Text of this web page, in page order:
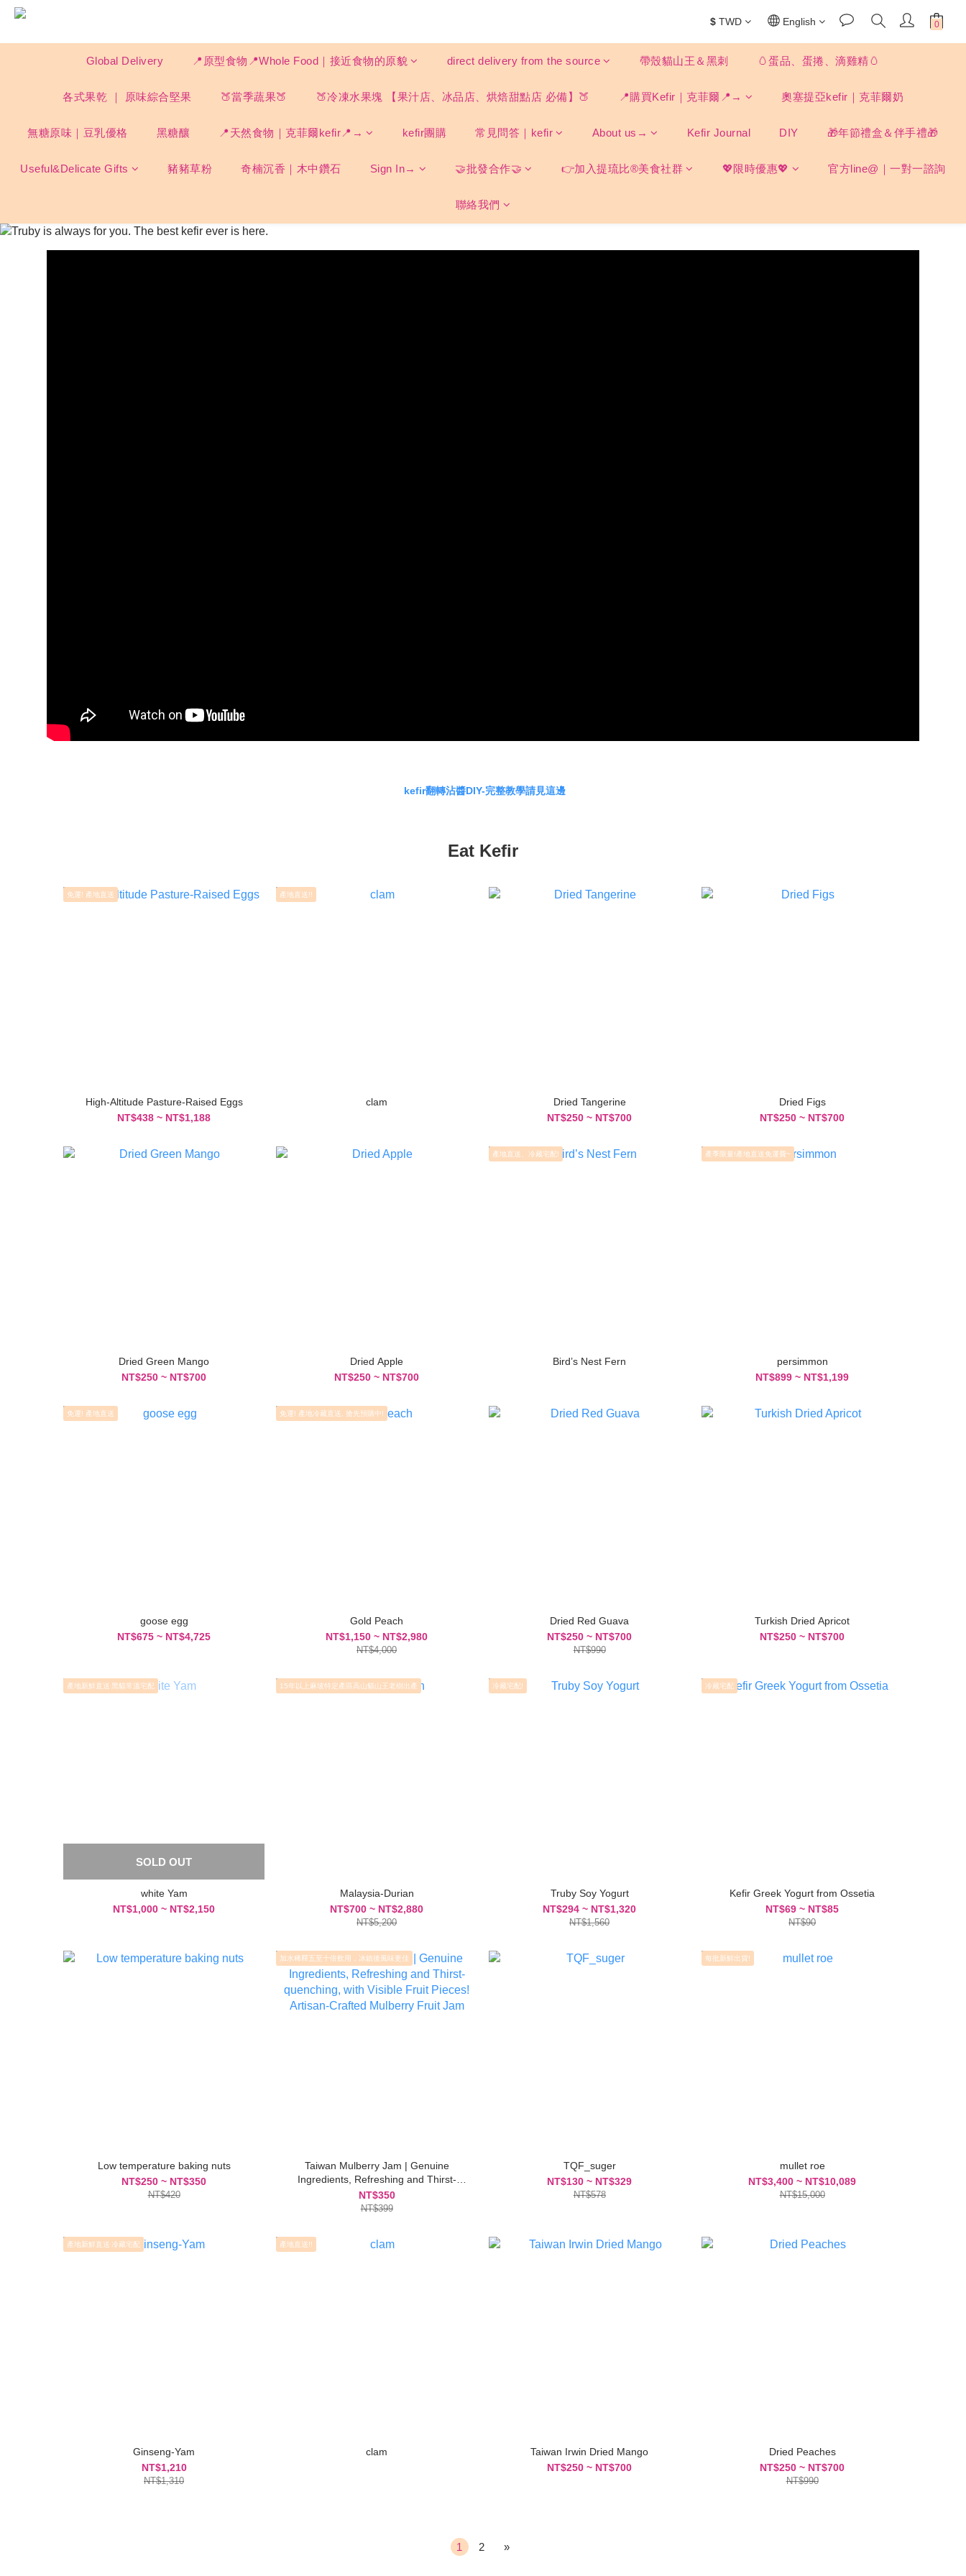
$ TWD English
Global Delivery 📍原型食物📍Whole Food｜接近食物的原貌 direct delivery from the source 帶殼貓山王＆黑刺 🥚蛋品、蛋捲、滴雞精🥚
各式果乾 ｜ 原味綜合堅果 🍑當季蔬果🍑 🍑冷凍水果塊 【果汁店、冰品店、烘焙甜點店 必備】🍑 📍購買Kefir｜克菲爾📍→ 奧塞提亞kefir｜克菲爾奶
無糖原味｜豆乳優格 黑糖釀 📍天然食物｜克菲爾kefir📍→ kefir團購 常見問答｜kefir About us→ Kefir Journal DIY 🎁年節禮盒＆伴手禮🎁
Useful&Delicate Gifts 豬豬草粉 奇楠沉香｜木中鑽石 Sign In→ 🤝批發合作🤝 👉加入提琉比®美食社群 💖限時優惠💖 官方line@｜一對一諮詢
聯絡我們
kefir翻轉沾醬DIY-完整教學請見這邊
Eat Kefir
免運! 產地直送
High-Altitude Pasture-Raised Eggs
NT$438 ~ NT$1,188
產地直送!!
clam
Dried Tangerine
NT$250 ~ NT$700
Dried Figs
NT$250 ~ NT$700
Dried Green Mango
NT$250 ~ NT$700
Dried Apple
NT$250 ~ NT$700
產地直送、冷藏宅配!
Bird’s Nest Fern
產季限量!產地直送免運費~
persimmon
NT$899 ~ NT$1,199
免運! 產地直送
goose egg
NT$675 ~ NT$4,725
免運! 產地冷藏直送, 搶先預購中!
Gold Peach
NT$1,150 ~ NT$2,980
NT$4,000
Dried Red Guava
NT$250 ~ NT$700
NT$990
Turkish Dried Apricot
NT$250 ~ NT$700
產地新鮮直送‧黑貓常溫宅配
SOLD OUT
white Yam
NT$1,000 ~ NT$2,150
15年以上麻坡特定產區高山貓山王老樹出產
Malaysia-Durian
NT$700 ~ NT$2,880
NT$5,200
冷藏宅配!
Truby Soy Yogurt
NT$294 ~ NT$1,320
NT$1,560
冷藏宅配
Kefir Greek Yogurt from Ossetia
NT$69 ~ NT$85
NT$90
Low temperature baking nuts
NT$250 ~ NT$350
NT$420
加水稀釋五至十倍飲用，冰鎮後風味更佳
Taiwan Mulberry Jam | Genuine
Ingredients, Refreshing and Thirst-
quenching, with Visible Fruit Pieces!
Artisan-Crafted Mulberry Fruit Jam
NT$350
NT$399
TQF_suger
NT$130 ~ NT$329
NT$578
每批新鮮出貨!
mullet roe
NT$3,400 ~ NT$10,089
NT$15,000
產地新鮮直送‧冷藏宅配
Ginseng-Yam
NT$1,210
NT$1,310
產地直送!!
clam
Taiwan Irwin Dried Mango
NT$250 ~ NT$700
Dried Peaches
NT$250 ~ NT$700
NT$990
1 2 »